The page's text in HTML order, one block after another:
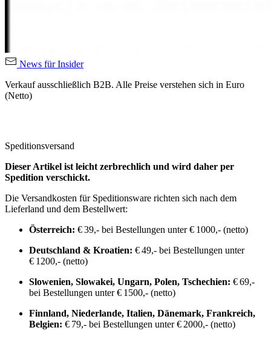
News für Insider
Verkauf ausschließlich B2B. Alle Preise verstehen sich in Euro
(Netto)
Speditionsversand
Dieser Artikel ist leicht zerbrechlich und wird daher per
Spedition verschickt.
Die Versandkosten für Speditionsware richten sich nach dem
Lieferland und dem Bestellwert:
Österreich: € 39,- bei Bestellungen unter € 1000,- (netto)
Deutschland & Kroatien: € 49,- bei Bestellungen unter
€ 1200,- (netto)
Slowenien, Slowakei, Ungarn, Polen, Tschechien: € 69,-
bei Bestellungen unter € 1500,- (netto)
Finnland, Niederlande, Italien, Dänemark, Frankreich,
Belgien: € 79,- bei Bestellungen unter € 2000,- (netto)